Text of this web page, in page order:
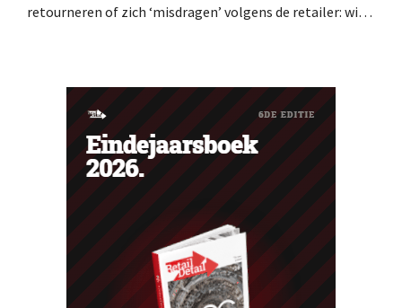
retourneren of zich ‘misdragen’ volgens de retailer: wie
loopt het...